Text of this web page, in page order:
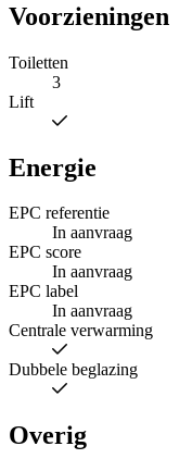
Voorzieningen
Toiletten
3
Lift
Energie
EPC referentie
In aanvraag
EPC score
In aanvraag
EPC label
In aanvraag
Centrale verwarming
Dubbele beglazing
Overig